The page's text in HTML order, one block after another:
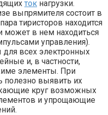
ток нагрузки.
выпрямителя состоит в
тиристоров находится
может в нем находиться
управления).
всех электронных
и, в частности,
элементы. При
полезно выявить их
круг возможных
и упрощающие